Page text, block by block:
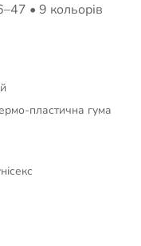
• 9 кольорів
пластична гума